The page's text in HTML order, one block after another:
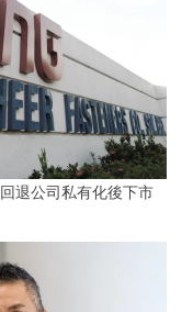
退公司私有化後下市